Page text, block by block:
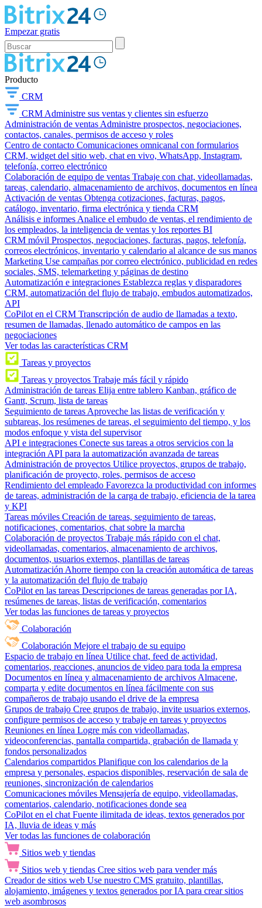
Empezar gratis
Producto
CRM
CRM Administre sus ventas y clientes sin esfuerzo
Administración de ventas Administre prospectos, negociaciones,
contactos, canales, permisos de acceso y roles
Centro de contacto Comunicaciones omnicanal con formularios
CRM, widget del sitio web, chat en vivo, WhatsApp, Instagram,
telefonía, correo electrónico
Colaboración de equipo de ventas Trabaje con chat, videollamadas,
tareas, calendario, almacenamiento de archivos, documentos en línea
Activación de ventas Obtenga cotizaciones, facturas, pagos,
catálogo, inventario, firma electrónica y tienda CRM
Análisis e informes Analice el embudo de ventas, el rendimiento de
los empleados, la inteligencia de ventas y los reportes BI
CRM móvil Prospectos, negociaciones, facturas, pagos, telefonía,
correos electrónicos, inventario y calendario al alcance de sus manos
Marketing Use campañas por correo electrónico, publicidad en redes
sociales, SMS, telemarketing y páginas de destino
Automatización e integraciones Establezca reglas y disparadores
CRM, automatización del flujo de trabajo, embudos automatizados,
API
CoPilot en el CRM Transcripción de audio de llamadas a texto,
resumen de llamadas, llenado automático de campos en las
negociaciones
Ver todas las características CRM
Tareas y proyectos
Tareas y proyectos Trabaje más fácil y rápido
Administración de tareas Elija entre tablero Kanban, gráfico de
Gantt, Scrum, lista de tareas
Seguimiento de tareas Aproveche las listas de verificación y
subtareas, los resúmenes de tareas, el seguimiento del tiempo, y los
modos enfoque y vista del supervisor
API e integraciones Conecte sus tareas a otros servicios con la
integración API para la automatización avanzada de tareas
Administración de proyectos Utilice proyectos, grupos de trabajo,
planificación de proyecto, roles, permisos de acceso
Rendimiento del empleado Favorezca la productividad con informes
de tareas, administración de la carga de trabajo, eficiencia de la tarea
y KPI
Tareas móviles Creación de tareas, seguimiento de tareas,
notificaciones, comentarios, chat sobre la marcha
Colaboración de proyectos Trabaje más rápido con el chat,
videollamadas, comentarios, almacenamiento de archivos,
documentos, usuarios externos, plantillas de tareas
Automatización Ahorre tiempo con la creación automática de tareas
y la automatización del flujo de trabajo
CoPilot en las tareas Descripciones de tareas generadas por IA,
resúmenes de tareas, listas de verificación, comentarios
Ver todas las funciones de tareas y proyectos
Colaboración
Colaboración Mejore el trabajo de su equipo
Espacio de trabajo en línea Utilice chat, feed de actividad,
comentarios, reacciones, anuncios de video para toda la empresa
Documentos en línea y almacenamiento de archivos Almacene,
comparta y edite documentos en línea fácilmente con sus
compañeros de trabajo usando el drive de la empresa
Grupos de trabajo Cree grupos de trabajo, invite usuarios externos,
configure permisos de acceso y trabaje en tareas y proyectos
Reuniones en línea Logre más con videollamadas,
videoconferencias, pantalla compartida, grabación de llamada y
fondos personalizados
Calendarios compartidos Planifique con los calendarios de la
empresa y personales, espacios disponibles, reservación de sala de
reuniones, sincronización de calendarios
Comunicaciones móviles Mensajería de equipo, videollamadas,
comentarios, calendario, notificaciones donde sea
CoPilot en el chat Fuente ilimitada de ideas, textos generados por
IA, lluvia de ideas y más
Ver todas las funciones de colaboración
Sitios web y tiendas
Sitios web y tiendas Cree sitios web para vender más
Creador de sitios web Use nuestro CMS gratuito, plantillas,
alojamiento, imágenes y textos generados por IA para crear sitios
web asombrosos